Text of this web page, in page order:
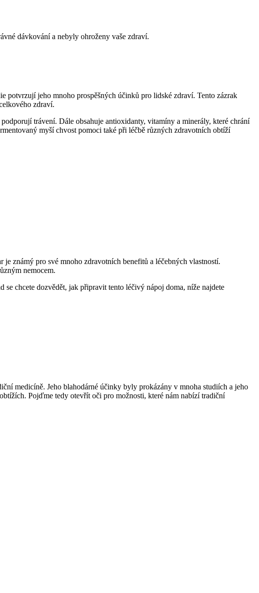
dávkování a nebyly ohroženy vaše zdraví.
potvrzují jeho mnoho prospěšných účinků pro lidské zdraví. Tento zázrak
zdraví.
podporují trávení. Dále obsahuje antioxidanty, vitamíny a minerály, které chrání
myší chvost pomoci také při léčbě různých zdravotních obtíží
známý pro své mnoho zdravotních benefitů a léčebných vlastností.
nemocem.
chcete dozvědět, jak připravit tento léčivý nápoj doma, níže najdete
medicíně. Jeho blahodárné účinky byly prokázány v mnoha studiích a jeho
Pojďme tedy otevřít oči pro možnosti, které nám nabízí tradiční